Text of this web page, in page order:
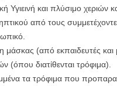
Υγιεινή και πλύσιμο χεριών
από τους
μάσκας (από εκπαιδευτές
(όπου διατίθενται τρόφιμα).
τα τρόφιμα που